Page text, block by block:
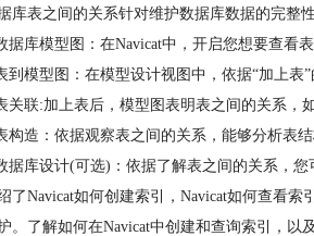
库表之间的关系针对维护数据库数据的完整
据库模型图：在Navicat中，开启您想要查看
到模型图：在模型设计视图中，依据“加上表
关联:加上表后，模型图表明表之间的关系，
构造：依据观察表之间的关系，能够分析表
据库设计(可选)：依据了解表之间的关系，
了Navicat如何创建索引，Navicat如何查看
。了解如何在Navicat中创建和查询索引，